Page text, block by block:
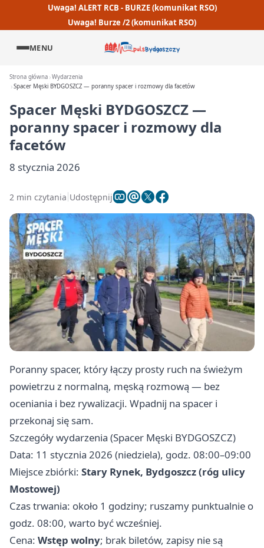
Uwaga! ALERT RCB - BURZE (komunikat RSO)
Uwaga! Burze /2 (komunikat RSO)
MENU
Strona główna Wydarzenia
Spacer Męski BYDGOSZCZ — poranny spacer i rozmowy dla facetów
Spacer Męski BYDGOSZCZ —
poranny spacer i rozmowy dla
facetów
8 stycznia 2026
2 min czytania Udostępnij
Poranny spacer, który łączy prosty ruch na świeżym
powietrzu z normalną, męską rozmową — bez
oceniania i bez rywalizacji. Wpadnij na spacer i
przekonaj się sam.
Szczegóły wydarzenia (Spacer Męski BYDGOSZCZ)
Data: 11 stycznia 2026 (niedziela), godz. 08:00–09:00
Miejsce zbiórki: Stary Rynek, Bydgoszcz (róg ulicy
Mostowej)
Czas trwania: około 1 godziny; ruszamy punktualnie o
godz. 08:00, warto być wcześniej.
Cena: Wstęp wolny; brak biletów, zapisy nie są